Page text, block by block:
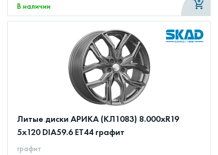
В наличии
Литые диски АРИКА (КЛ1083) 8.000xR19
5x120 DIA59.6 ET44 графит
графит